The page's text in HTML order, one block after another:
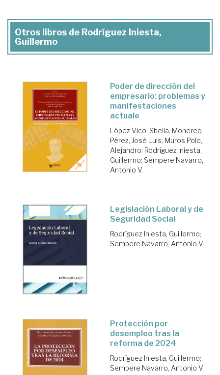
Otros libros de Rodríguez Iniesta,
Guillermo
Poder de dirección del
empresario: problemas y
manifestaciones
actuale
López Vico, Sheila; Monereo
Pérez, José Luis; Muros Polo,
Alejandro; Rodríguez Iniesta,
Guillermo; Sempere Navarro,
Antonio V.
Legislación Laboral y de
Seguridad Social
Rodríguez Iniesta, Guillermo;
Sempere Navarro, Antonio V.
Protección por
desempleo tras la
reforma de 2024
Rodríguez Iniesta, Guillermo;
Sempere Navarro, Antonio V.